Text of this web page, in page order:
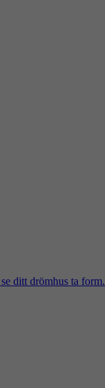
ditt drömhus ta form.